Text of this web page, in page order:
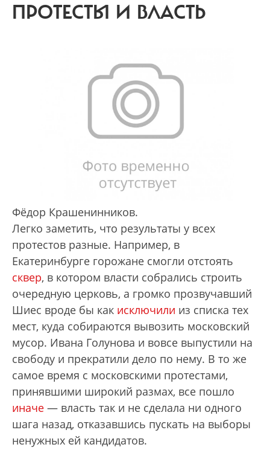
ПРОТЕСТЫ И ВЛАСТЬ
Фёдор Крашенинников.
Легко заметить, что результаты у всех
протестов разные. Например, в
Екатеринбурге горожане смогли отстоять
сквер, в котором власти собрались строить
очередную церковь, а громко прозвучавший
Шиес вроде бы как исключили из списка тех
мест, куда собираются вывозить московский
мусор. Ивана Голунова и вовсе выпустили на
свободу и прекратили дело по нему. В то же
самое время с московскими протестами,
принявшими широкий размах, все пошло
иначе — власть так и не сделала ни одного
шага назад, отказавшись пускать на выборы
ненужных ей кандидатов.